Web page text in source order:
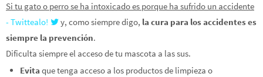
Si tu gato o perro se ha intoxicado es porque ha sufrido un accidente
- Twittealo!
y, como siempre digo, la cura para los accidentes es
siempre la prevención.
Dificulta siempre el acceso de tu mascota a las sus.
Evita que tenga acceso a los productos de limpieza o